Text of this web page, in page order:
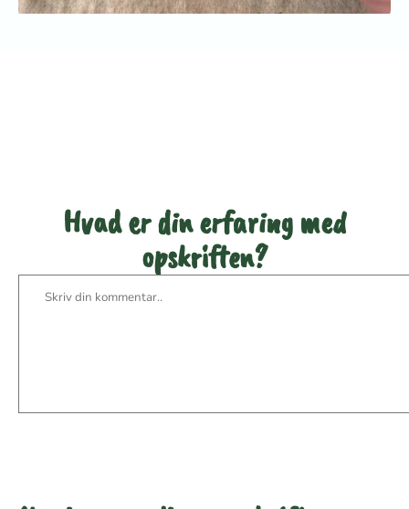
Hvad er din erfaring med
opskriften?